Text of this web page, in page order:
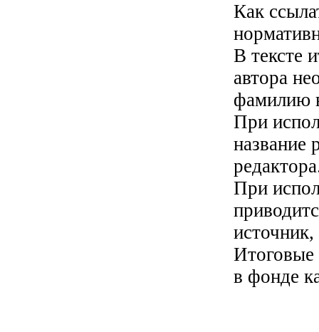
Как
В тексте
автора
фамилию
При
название
При
источник,
Итоговые
в фонде